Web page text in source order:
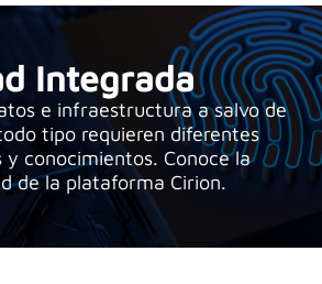
Integrada
e infraestructura a salvo de
tipo requieren diferentes
y conocimientos. Conoce la
de la plataforma Cirion.